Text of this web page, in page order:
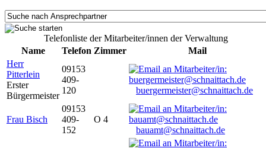
Telefonliste der Mitarbeiter/innen der Verwaltung
Name
Telefon Zimmer
Mail
Herr
Pitterlein
Erster
Bürgermeister
09153
409-
120
buergermeister@schnaittach.de
Frau Bisch
09153
409-
152
O 4
bauamt@schnaittach.de